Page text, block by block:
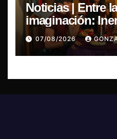
Noticias | Entre
imaginación:
primer single
07/08/2026